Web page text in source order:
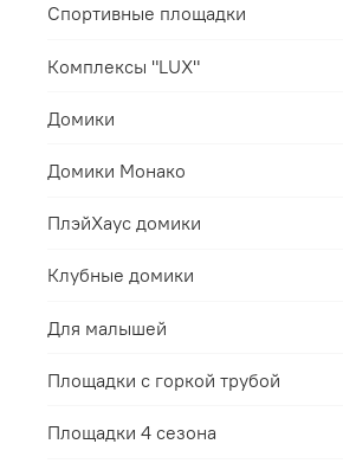
Спортивные площадки
Комплексы "LUX"
Домики
Домики Монако
ПлэйХаус домики
Клубные домики
Для малышей
Площадки с горкой трубой
Площадки 4 сезона